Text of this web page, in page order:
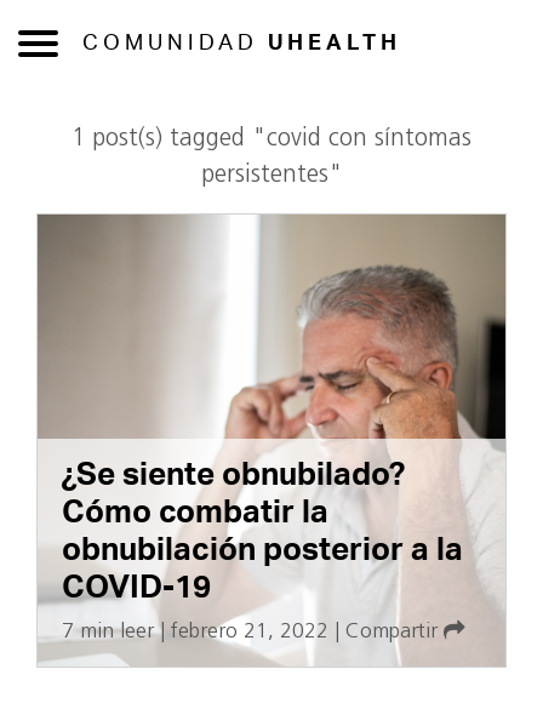
COMUNIDAD UHEALTH
1 post(s) tagged "covid con síntomas
persistentes"
¿Se siente obnubilado?
Cómo combatir la
obnubilación posterior a la
COVID-19
7 min leer| febrero 21, 2022 Compartir